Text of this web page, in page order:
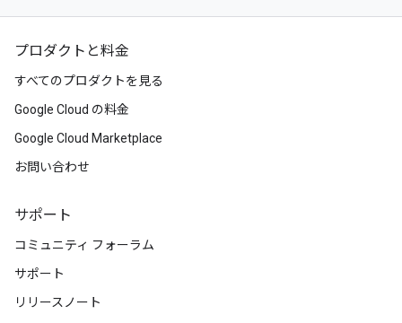
プロダクトと料金
すべてのプロダクトを見る
Google Cloud の料金
Google Cloud Marketplace
お問い合わせ
サポート
コミュニティ フォーラム
サポート
リリースノート